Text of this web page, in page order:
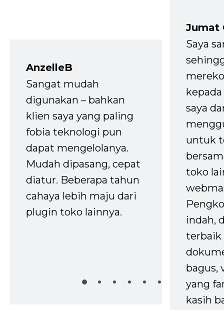
AnzelleB
Sangat mudah
digunakan – bahkan
klien saya yang paling
fobia teknologi pun
dapat mengelolanya.
Mudah dipasang, cepat
diatur. Beberapa tahun
cahaya lebih maju dari
plugin toko lainnya.
Jumat
Saya
saya
untuk
toko
indah,
terbaik
bagus,
yang
kasih